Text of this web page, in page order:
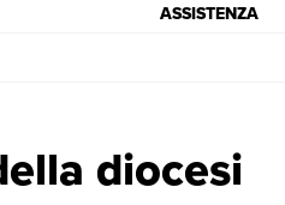
ASSISTENZA
diocesi